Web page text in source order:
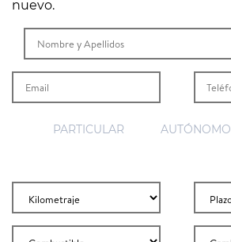
nuevo.
PARTICULAR AUTÓNOMO